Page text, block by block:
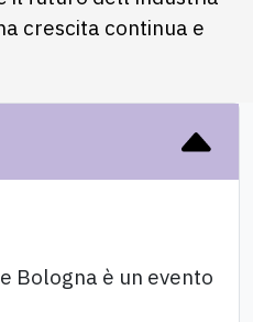
crescita continua e
Bologna è un evento